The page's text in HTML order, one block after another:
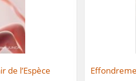
de l’Espèce